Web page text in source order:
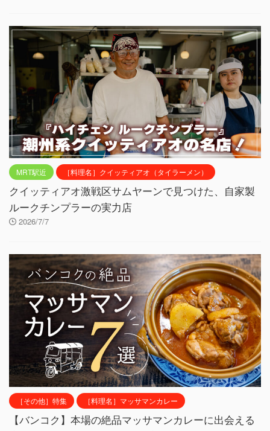
MRT駅近 ［料理名］クイッティアオ（タイラーメン）
クイッティアオ激戦区サムヤーンで見つけた、自家製
ルークチンプラーの実力店
2026/7/7
［その他］特集 ［料理名］マッサマンカレー
【バンコク】本場の絶品マッサマンカレーに出会える